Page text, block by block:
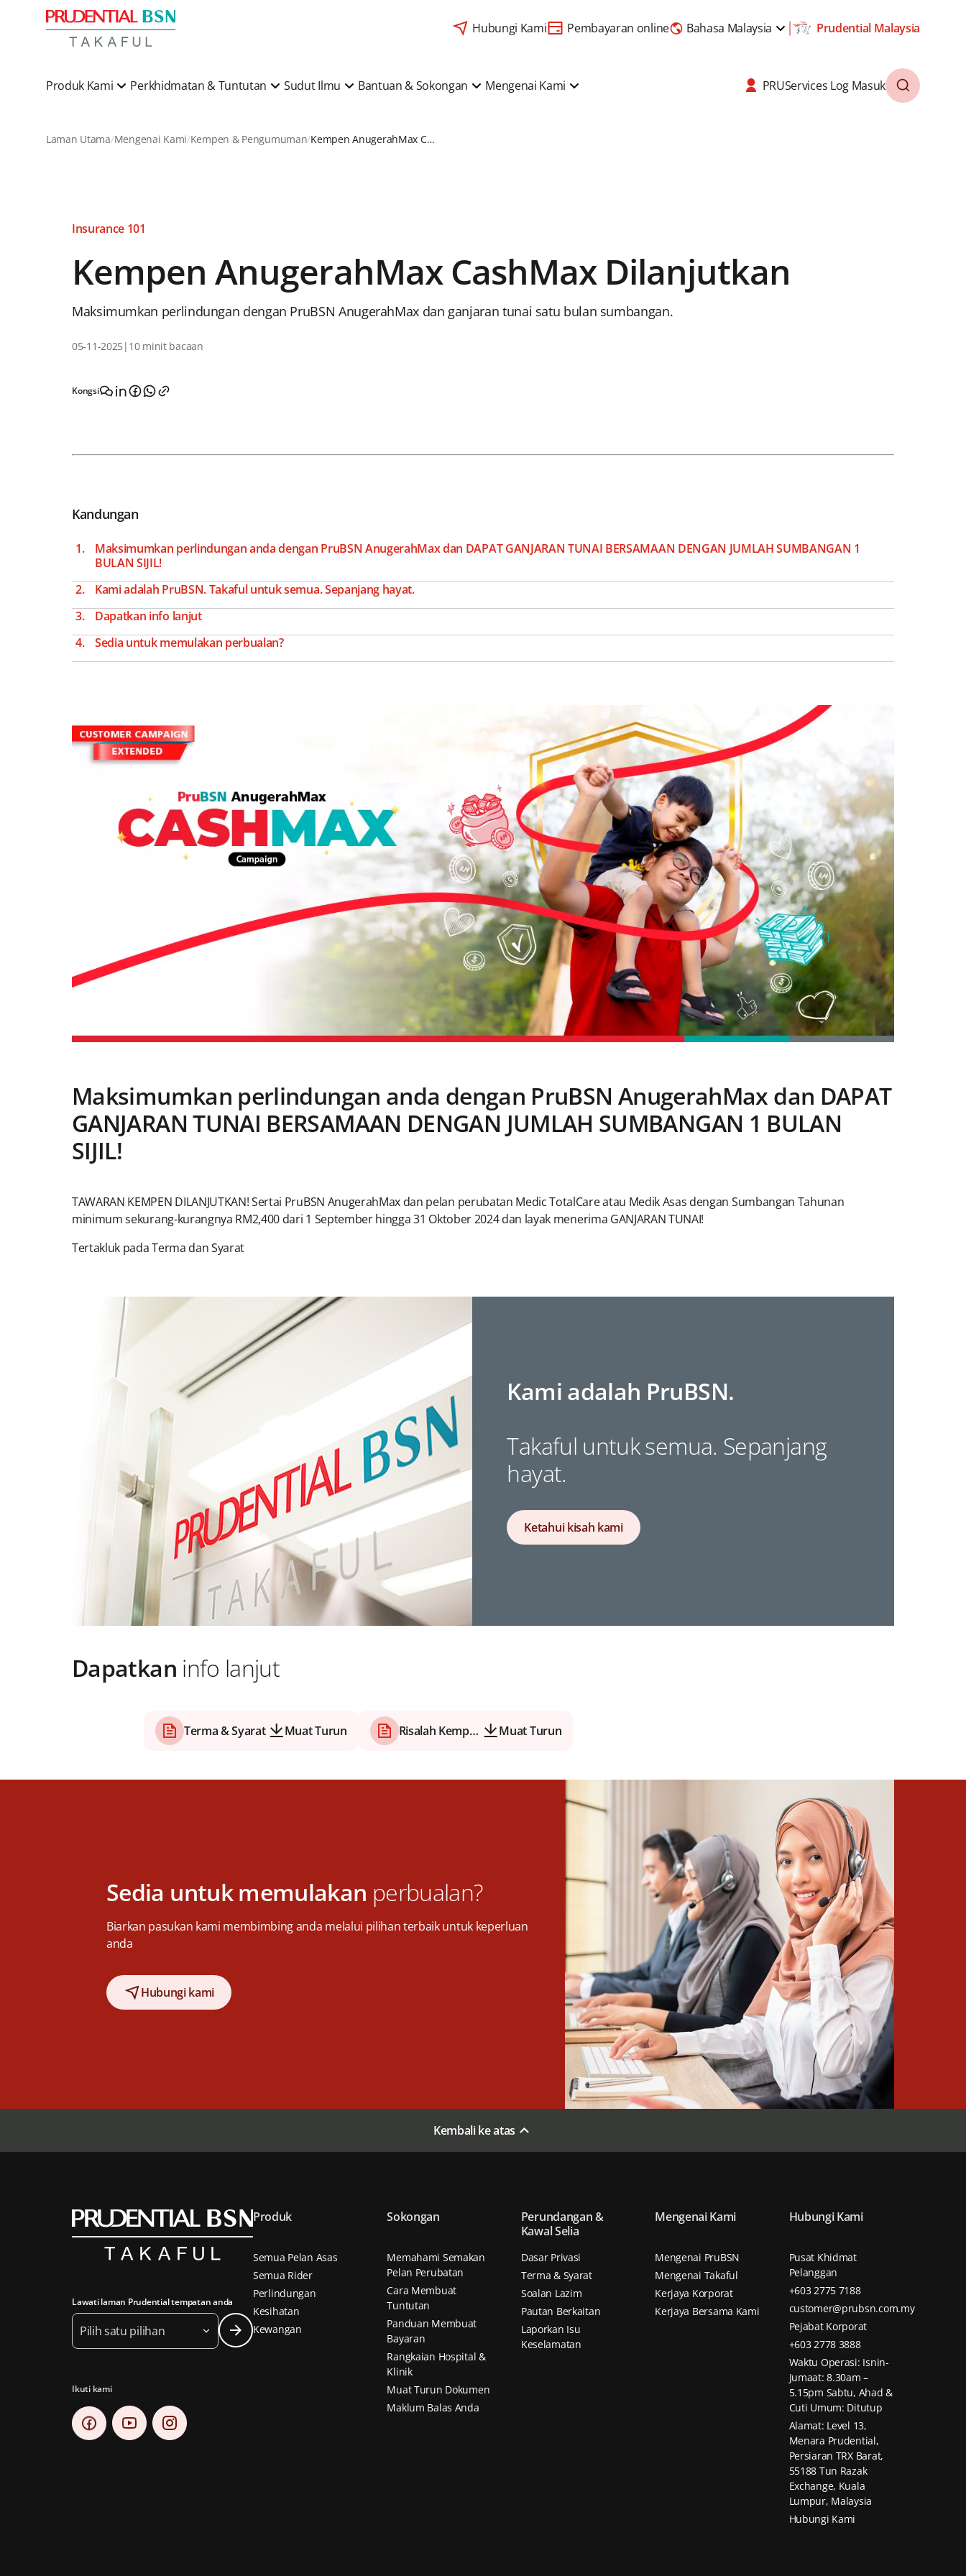
Hubungi Kami Pembayaran online Bahasa Malaysia Prudential Malaysia
Produk Kami Perkhidmatan & Tuntutan Sudut Ilmu Bantuan & Sokongan Mengenai Kami PRUServices Log Masuk
Laman Utama Mengenai Kami Kempen & Pengumuman Kempen AnugerahMax CashMax Dilanjutkan
Insurance 101
Kempen AnugerahMax CashMax Dilanjutkan
Maksimumkan perlindungan dengan PruBSN AnugerahMax dan ganjaran tunai satu bulan sumbangan.
05-11-2025| 10 minit bacaan
Kongsi
Kandungan
Maksimumkan perlindungan anda dengan PruBSN AnugerahMax dan DAPAT GANJARAN TUNAI BERSAMAAN DENGAN JUMLAH SUMBANGAN 1
BULAN SIJIL!
Kami adalah PruBSN. Takaful untuk semua. Sepanjang hayat.
Dapatkan info lanjut
Sedia untuk memulakan perbualan?
Maksimumkan perlindungan anda dengan PruBSN AnugerahMax dan DAPAT
GANJARAN TUNAI BERSAMAAN DENGAN JUMLAH SUMBANGAN 1 BULAN
SIJIL!
TAWARAN KEMPEN DILANJUTKAN! Sertai PruBSN AnugerahMax dan pelan perubatan Medic TotalCare atau Medik Asas dengan Sumbangan Tahunan
minimum sekurang-kurangnya RM2,400 dari 1 September hingga 31 Oktober 2024 dan layak menerima GANJARAN TUNAI!
Tertakluk pada Terma dan Syarat
Kami adalah PruBSN.
Takaful untuk semua. Sepanjang
hayat.
Ketahui kisah kami
Dapatkan info lanjut
Terma & Syarat Muat Turun Risalah Kempen Muat Turun
Sedia untuk memulakan perbualan?
Biarkan pasukan kami membimbing anda melalui pilihan terbaik untuk keperluan
anda
Hubungi kami
Kembali ke atas
Lawati laman Prudential tempatan anda
Pilih satu pilihan
Ikuti kami
Produk
Semua Pelan Asas
Semua Rider
Perlindungan
Kesihatan
Kewangan
Sokongan
Memahami Semakan
Pelan Perubatan
Cara Membuat
Tuntutan
Panduan Membuat
Bayaran
Rangkaian Hospital &
Klinik
Muat Turun Dokumen
Maklum Balas Anda
Perundangan &
Kawal Selia
Dasar Privasi
Terma & Syarat
Soalan Lazim
Pautan Berkaitan
Laporkan Isu
Keselamatan
Mengenai Kami
Mengenai PruBSN
Mengenai Takaful
Kerjaya Korporat
Kerjaya Bersama Kami
Hubungi Kami
Pusat Khidmat
Pelanggan
+603 2775 7188
customer@prubsn.com.my
Pejabat Korporat
+603 2778 3888
Waktu Operasi: Isnin-
Jumaat: 8.30am –
5.15pm Sabtu, Ahad &
Cuti Umum: Ditutup
Alamat: Level 13,
Menara Prudential,
Persiaran TRX Barat,
55188 Tun Razak
Exchange, Kuala
Lumpur, Malaysia
Hubungi Kami